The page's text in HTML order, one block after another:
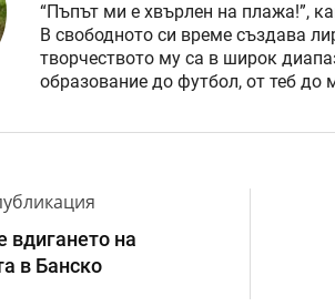
“Пъпът ми е хвърлен на плажа!”,
В свободното си време създава
творчеството му са в широк
образование до футбол, от теб до
вдигането на
в Банско